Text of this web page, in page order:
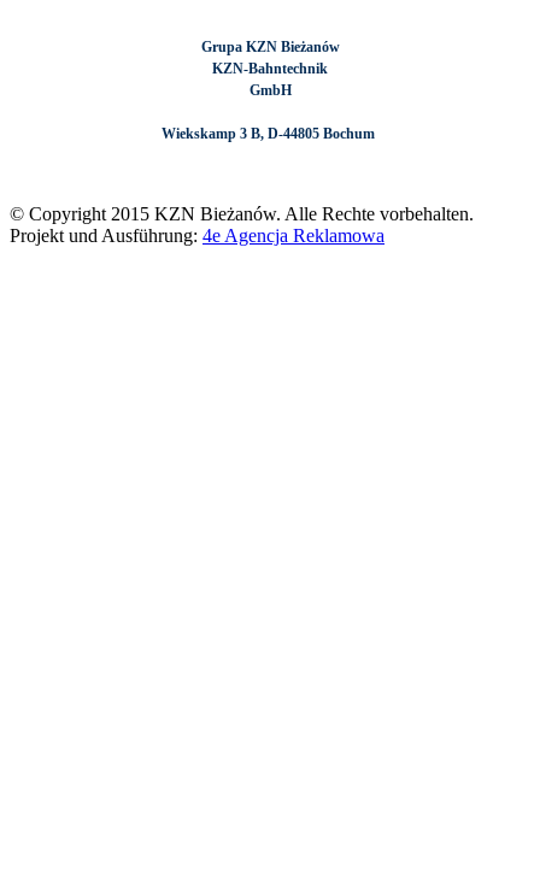
Grupa KZN Bieżanów
KZN-Bahntechnik
GmbH
Wiekskamp 3 B, D-44805 Bochum
© Copyright 2015 KZN Bieżanów. Alle Rechte vorbehalten.
Projekt und Ausführung: 4e Agencja Reklamowa